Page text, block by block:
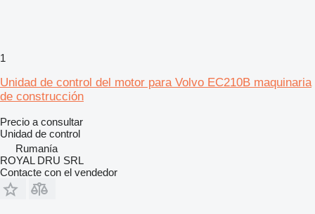
1
Unidad de control del motor para Volvo EC210B maquinaria
de construcción
Precio a consultar
Unidad de control
Rumanía
ROYAL DRU SRL
Contacte con el vendedor